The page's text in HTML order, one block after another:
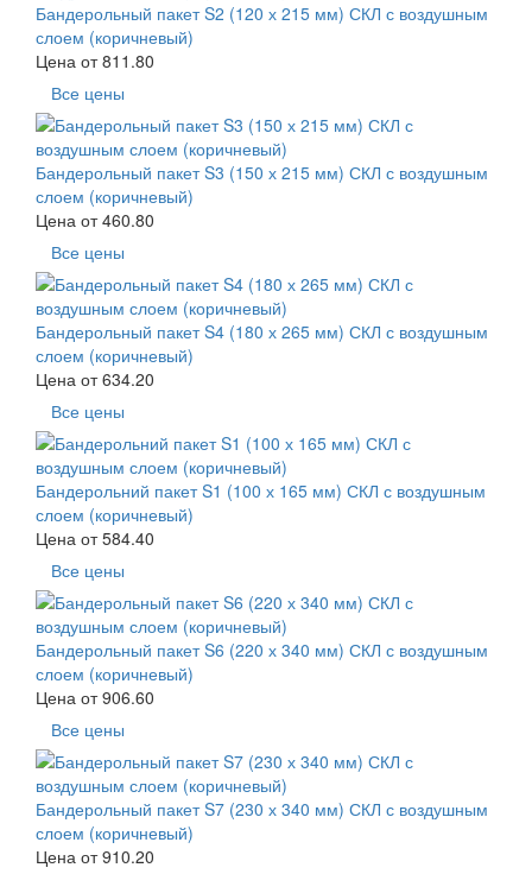
Бандерольный пакет S2 (120 х 215 мм) СКЛ с воздушным
слоем (коричневый)
Цена от811.80
Все цены
Бандерольный пакет S3 (150 х 215 мм) СКЛ с воздушным
слоем (коричневый)
Цена от460.80
Все цены
Бандерольный пакет S4 (180 х 265 мм) СКЛ с воздушным
слоем (коричневый)
Цена от634.20
Все цены
Бандерольний пакет S1 (100 х 165 мм) СКЛ с воздушным
слоем (коричневый)
Цена от584.40
Все цены
Бандерольный пакет S6 (220 х 340 мм) СКЛ с воздушным
слоем (коричневый)
Цена от906.60
Все цены
Бандерольный пакет S7 (230 х 340 мм) СКЛ с воздушным
слоем (коричневый)
Цена от910.20